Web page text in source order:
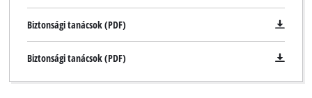
Biztonsági tanácsok (PDF)
Biztonsági tanácsok (PDF)